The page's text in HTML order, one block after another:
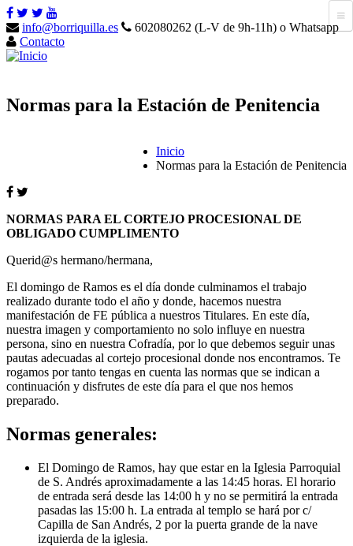
info@borriquilla.es
602080262 (L-V de 9h-11h) o Whatsapp
Contacto
Normas para la Estación de Penitencia
Inicio
Normas para la Estación de Penitencia
NORMAS PARA EL CORTEJO PROCESIONAL DE
OBLIGADO CUMPLIMENTO
Querid@s hermano/hermana,
El domingo de Ramos es el día donde culminamos el trabajo
realizado durante todo el año y donde, hacemos nuestra
manifestación de FE pública a nuestros Titulares. En este día,
nuestra imagen y comportamiento no solo influye en nuestra
persona, sino en nuestra Cofradía, por lo que debemos seguir unas
pautas adecuadas al cortejo procesional donde nos encontramos. Te
rogamos por tanto tengas en cuenta las normas que se indican a
continuación y disfrutes de este día para el que nos hemos
preparado.
Normas generales:
El Domingo de Ramos, hay que estar en la Iglesia Parroquial
de S. Andrés aproximadamente a las 14:45 horas. El horario
de entrada será desde las 14:00 h y no se permitirá la entrada
pasadas las 15:00 h. La entrada al templo se hará por c/
Capilla de San Andrés, 2 por la puerta grande de la nave
izquierda de la iglesia.